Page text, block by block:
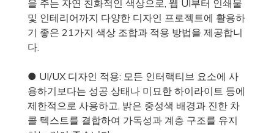
을 주는 자연 친화적인 색상으로, 웹 UI부터 인쇄물
및 인테리어까지 다양한 디자인 프로젝트에 활용하
기 좋은 21가지 색상 조합과 적용 방법을 제공합니
다.
● UI/UX 디자인 적용: 모든 인터랙티브 요소에 사
용하기보다는 성공 상태나 미묘한 하이라이트 등에
제한적으로 사용하고, 밝은 중성색 배경과 진한 차
콜 텍스트를 결합하여 가독성과 계층 구조를 유지